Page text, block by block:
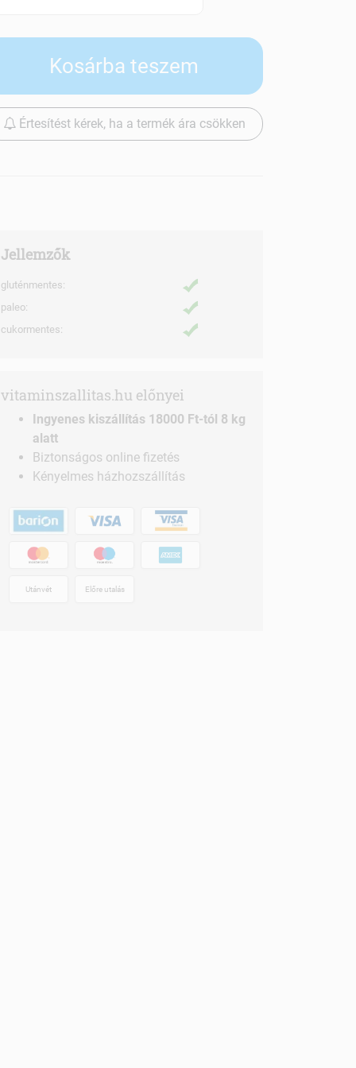
Kosárba teszem
Értesítést kérek, ha a termék ára csökken
Jellemzők
gluténmentes:
paleo:
cukormentes:
vitaminszallitas.hu előnyei
Ingyenes kiszállítás 18000 Ft-tól 8 kg
alatt
Biztonságos online fizetés
Kényelmes házhozszállítás
Utánvét Előre utalás